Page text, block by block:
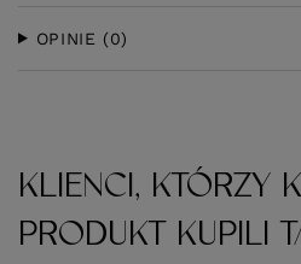
OPINIE (0)
KLIENCI, KTÓRZY
PRODUKT KUPILI